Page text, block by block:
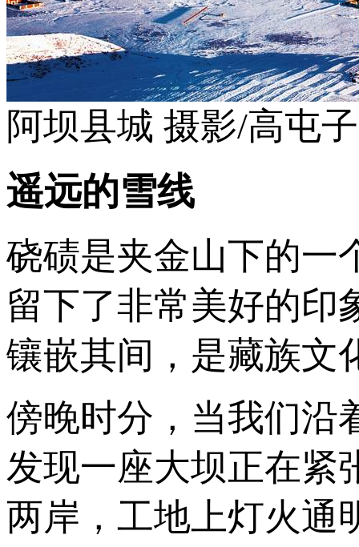
阿坝县城 摄影/高屯子
遥远的雪线
硗碛是夹金山下的一
留下了非常美好的印
镶嵌其间，是藏族文
傍晚时分，当我们沿
发现一座大坝正在紧
两岸，工地上灯火通